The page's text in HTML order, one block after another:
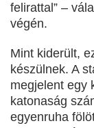
felirattal” –
végén.
Mint kiderült,
készülnek. A
megjelent egy
katonaság
egyenruha